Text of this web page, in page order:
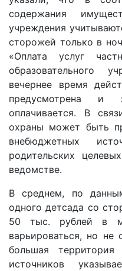
содержания
учреждения
сторожей только в
«Оплата услуг
образовательного
вечернее время
предусмотрена
оплачивается. В
охраны может быть
внебюджетных
родительских
ведомстве.
В среднем, по
одного детсада со
50 тыс. рублей в
варьироваться, но не
большая
источников